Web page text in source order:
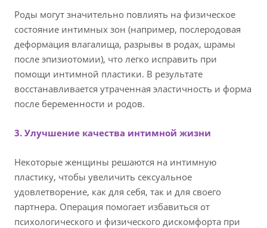
Роды могут значительно повлиять на физическое
состояние интимных зон (например, послеродовая
деформация влагалища, разрывы в родах, шрамы
после эпизиотомии), что легко исправить при
помощи интимной пластики. В результате
восстанавливается утраченная эластичность и форма
после беременности и родов.
3. Улучшение качества интимной жизни
Некоторые женщины решаются на интимную
пластику, чтобы увеличить сексуальное
удовлетворение, как для себя, так и для своего
партнера. Операция помогает избавиться от
психологического и физического дискомфорта при